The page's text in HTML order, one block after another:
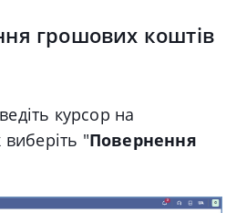
грошових коштів
курсор на
"Повернення